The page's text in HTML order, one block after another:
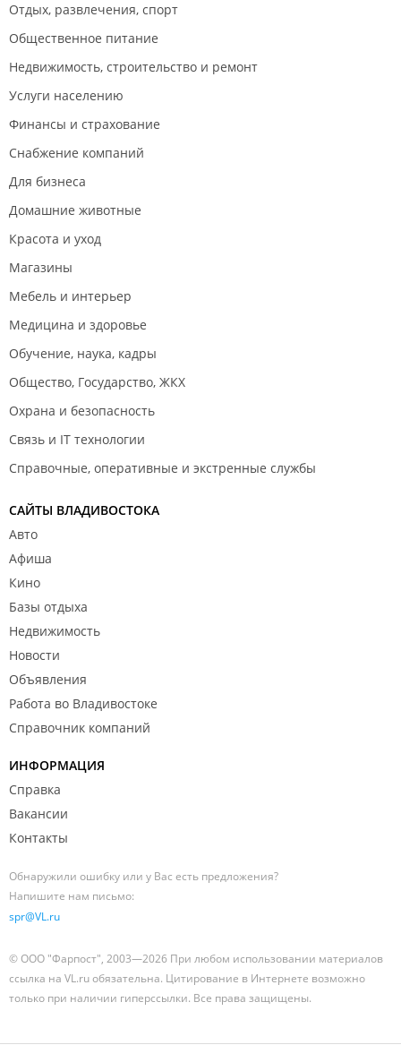
Отдых, развлечения, спорт
Общественное питание
Недвижимость, строительство и ремонт
Услуги населению
Финансы и страхование
Снабжение компаний
Для бизнеса
Домашние животные
Красота и уход
Магазины
Мебель и интерьер
Медицина и здоровье
Обучение, наука, кадры
Общество, Государство, ЖКХ
Охрана и безопасность
Связь и IT технологии
Справочные, оперативные и экстренные службы
САЙТЫ ВЛАДИВОСТОКА
Авто
Афиша
Кино
Базы отдыха
Недвижимость
Новости
Объявления
Работа во Владивостоке
Справочник компаний
ИНФОРМАЦИЯ
Справка
Вакансии
Контакты
Обнаружили ошибку или у Вас есть предложения?
Напишите нам письмо:
spr@VL.ru
© ООО "Фарпост", 2003—2026 При любом использовании материалов
ссылка на VL.ru обязательна. Цитирование в Интернете возможно
только при наличии гиперссылки. Все права защищены.